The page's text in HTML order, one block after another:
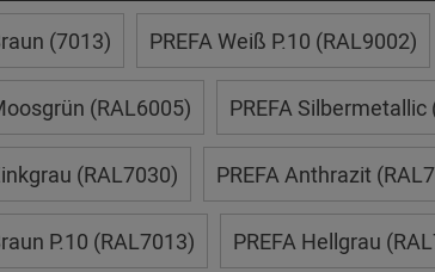
(7013) PREFA Weiß P.10 (RAL9002)
(RAL6005) PREFA Silbermetallic
(RAL7030) PREFA Anthrazit
P.10 (RAL7013) PREFA Hellgrau